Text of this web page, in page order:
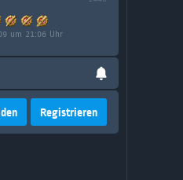
um 21:06 Uhr
Registrieren